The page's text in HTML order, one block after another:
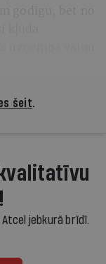
šeit.
Atcel jebkurā brīdī.